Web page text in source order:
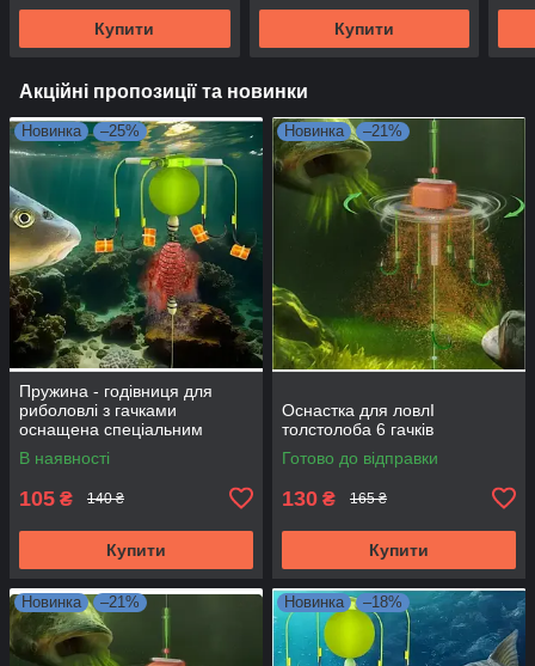
Купити Купити
Акційні пропозиції та новинки
Новинка –25%
Пружина - годівниця для
риболовлі з гачками
оснащена спеціальним
грузилом №7
В наявності
105 ₴ 140 ₴
Купити
Новинка –21%
Оснастка для ловлІ
толстолоба 6 гачків
Готово до відправки
130 ₴ 165 ₴
Купити
Новинка –21% Новинка –18%